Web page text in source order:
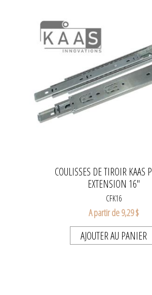
COULISSES DE TIROIR KAAS
EXTENSION 16"
CFK16
A partir de 9,29 $
AJOUTER AU PANIER